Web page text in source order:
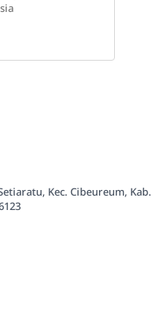
Kec. Cibeureum, Kab.